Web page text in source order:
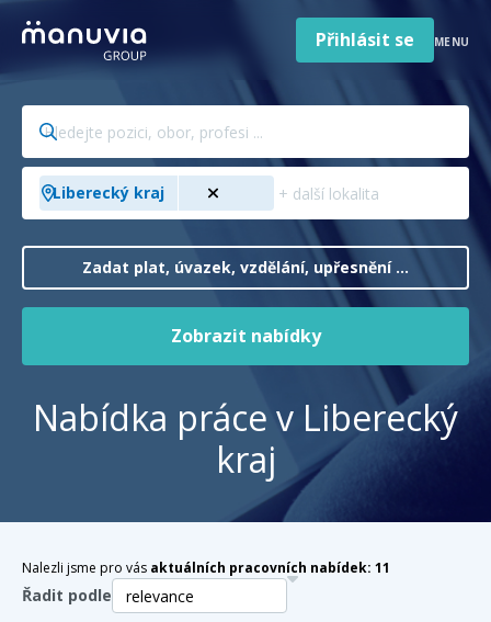
obsahPro firmy a zaměstnavatele
O nás
Čeština
Jazyk
Česká republika
Země
/
region
Přihlásit se MENU
Hledejte
pozici,
obor,
profesi
...
Přidejte
město,
...
Liberecký kraj
Zadat plat, úvazek, vzdělání, upřesnění ...
Zobrazit nabídky
Nabídka práce v Liberecký
kraj
Nalezli jsme pro vás aktuálních pracovních nabídek: 11
Řadit podle